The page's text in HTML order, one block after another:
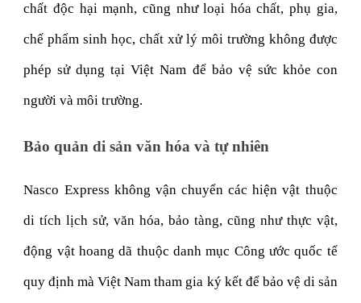
chất độc hại mạnh, cũng như loại hóa chất, phụ gia,
chế phẩm sinh học, chất xử lý môi trường không được
phép sử dụng tại Việt Nam để bảo vệ sức khỏe con
người và môi trường.
Bảo quản di sản văn hóa và tự nhiên
Nasco Express không vận chuyển các hiện vật thuộc
di tích lịch sử, văn hóa, bảo tàng, cũng như thực vật,
động vật hoang dã thuộc danh mục Công ước quốc tế
quy định mà Việt Nam tham gia ký kết để bảo vệ di sản